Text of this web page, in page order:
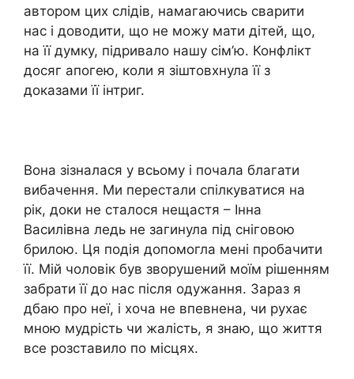
автором цих слідів, намагаючись сварити
нас і доводити, що не можу мати дітей, що,
на її думку, підривало нашу сім’ю. Конфлікт
досяг апогею, коли я зіштовхнула її з
доказами її інтриг.
Вона зізналася у всьому і почала благати
вибачення. Ми перестали спілкуватися на
рік, доки не сталося нещастя – Інна
Василівна ледь не загинула під сніговою
брилою. Ця подія допомогла мені пробачити
її. Мій чоловік був зворушений моїм рішенням
забрати її до нас після одужання. Зараз я
дбаю про неї, і хоча не впевнена, чи рухає
мною мудрість чи жалість, я знаю, що життя
все розставило по місцях.